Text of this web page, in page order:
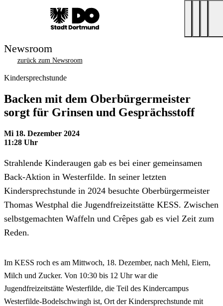
Newsroom
zurück zum Newsroom
Kindersprechstunde
Backen mit dem Oberbürgermeister
sorgt für Grinsen und Gesprächsstoff
Mi 18. Dezember 2024
11:28 Uhr
Strahlende Kinderaugen gab es bei einer gemeinsamen
Back-Aktion in Westerfilde. In seiner letzten
Kindersprechstunde in 2024 besuchte Oberbürgermeister
Thomas Westphal die Jugendfreizeitstätte KESS. Zwischen
selbstgemachten Waffeln und Crêpes gab es viel Zeit zum
Reden.
Im KESS roch es am Mittwoch, 18. Dezember, nach Mehl, Eiern,
Milch und Zucker. Von 10:30 bis 12 Uhr war die
Jugendfreizeitstätte Westerfilde, die Teil des Kindercampus
Westerfilde-Bodelschwingh ist, Ort der Kindersprechstunde mit